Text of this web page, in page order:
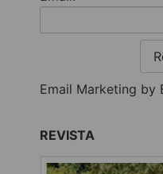
Email Marketing by
REVISTA